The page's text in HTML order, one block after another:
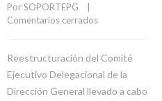
Por SOPORTEPG
Comentarios cerrados
Reestructuración del Comité
Ejecutivo Delegacional de la
Dirección General llevado a cabo